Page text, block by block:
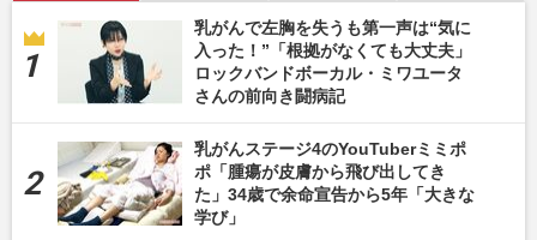
乳がんで左胸を失うも第一声は“気に
入った！”「根拠がなくても大丈夫」
ロックバンドボーカル・ミワユータ
さんの前向き闘病記
乳がんステージ4のYouTuberミミポ
ポ「腫瘍が皮膚から飛び出してき
た」34歳で余命宣告から5年「大きな
学び」